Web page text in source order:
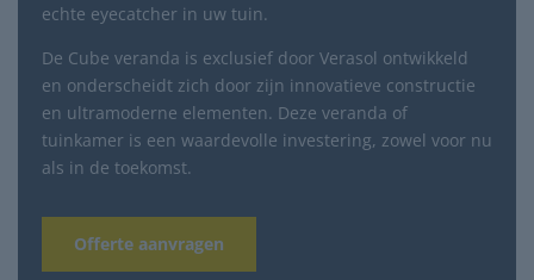
echte eyecatcher in uw tuin.
De Cube veranda is exclusief door Verasol ontwikkeld
en onderscheidt zich door zijn innovatieve constructie
en ultramoderne elementen. Deze veranda of
tuinkamer is een waardevolle investering, zowel voor nu
als in de toekomst.
Offerte aanvragen